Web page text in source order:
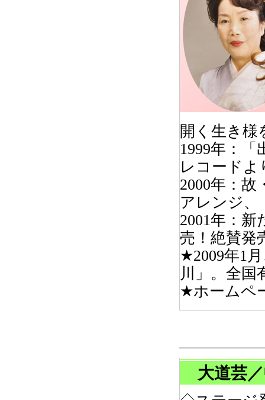
開く生き様
1999年：
レコードよ
2000年：
アレンジ、
2001年：
売！絶賛発
★2009年1
川」。全国
★ホームペ
大道芸